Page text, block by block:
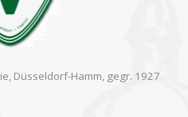
Düsseldorf-Hamm, gegr. 1927